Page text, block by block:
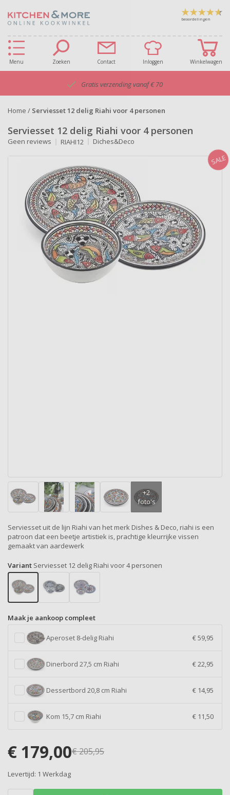
beoordelingen
Menu Zoeken Contact Inloggen Winkelwagen
Gratis verzending vanaf € 70
Home / Serviesset 12 delig Riahi voor 4 personen
Serviesset 12 delig Riahi voor 4 personen
Geen reviews RIAHI12 Diches&Deco
SALE
Serviesset uit de lijn Riahi van het merk Dishes & Deco, riahi is een
patroon dat een beetje artistiek is, prachtige kleurrijke vissen
gemaakt van aardewerk
Variant Serviesset 12 delig Riahi voor 4 personen
Maak je aankoop compleet
Aperoset 8-delig Riahi € 59,95
Dinerbord 27,5 cm Riahi € 22,95
Dessertbord 20,8 cm Riahi € 14,95
Kom 15,7 cm Riahi € 11,50
€205,95
€ 179,00
Levertijd: 1 Werkdag